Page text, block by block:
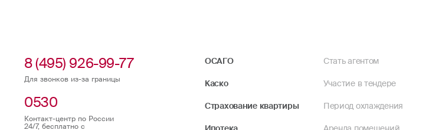
8 (495) 926-99-77
Для звонков из-за границы
0530
Контакт-центр по России
24/7, бесплатно с
ОСАГО
Каско
Страхование квартиры
Стать агентом
Участие в тендере
Период охлаждения